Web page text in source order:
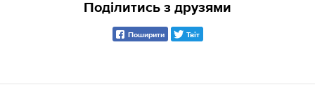
Поділитись з друзями
Поширити Твіт